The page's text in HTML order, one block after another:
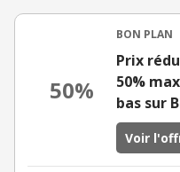
50%
BON PLAN
Prix
50%
bas sur
Voir